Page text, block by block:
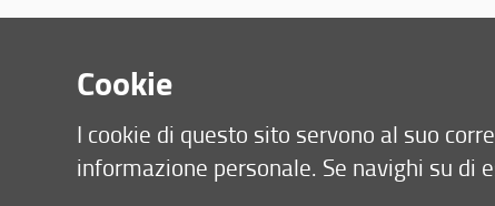
Cookie
I cookie di questo sito servono al suo
informazione personale. Se navighi su di